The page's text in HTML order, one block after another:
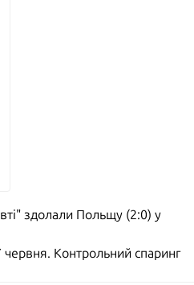
здолали Польщу (2:0) у
червня. Контрольний спаринг